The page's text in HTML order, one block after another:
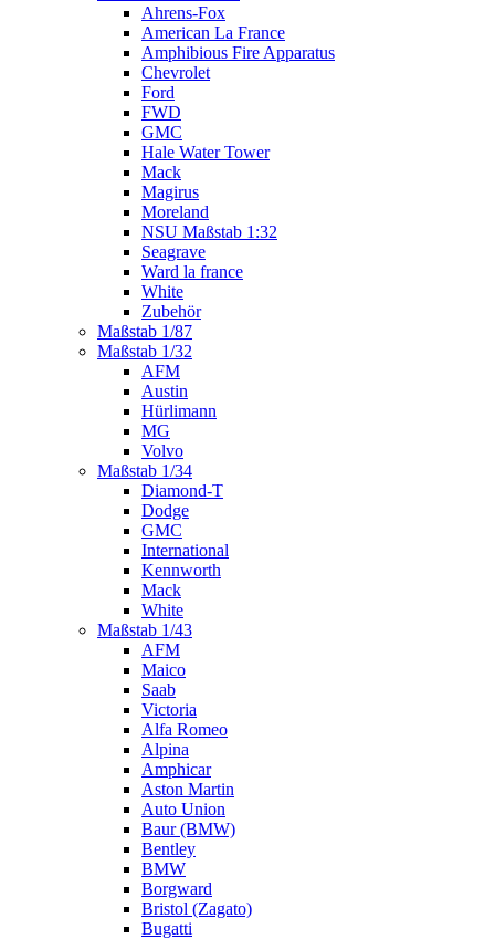
Ahrens-Fox
American La France
Amphibious Fire Apparatus
Chevrolet
Ford
FWD
GMC
Hale Water Tower
Mack
Magirus
Moreland
NSU Maßstab 1:32
Seagrave
Ward la france
White
Zubehör
Maßstab 1/87
Maßstab 1/32
AFM
Austin
Hürlimann
MG
Volvo
Maßstab 1/34
Diamond-T
Dodge
GMC
International
Kennworth
Mack
White
Maßstab 1/43
AFM
Maico
Saab
Victoria
Alfa Romeo
Alpina
Amphicar
Aston Martin
Auto Union
Baur (BMW)
Bentley
BMW
Borgward
Bristol (Zagato)
Bugatti